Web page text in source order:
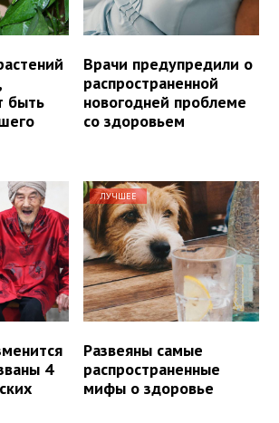
быть
Врачи предупредили о
распространенной
новогодней проблеме
со здоровьем
4
ЛУЧШЕЕ
Развеяны самые
распространенные
мифы о здоровье